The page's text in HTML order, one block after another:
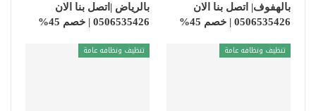
بالهفوف| اتصل بنا الان
0506535426 | خصم 45%
بالرياض |اتصل بنا الان
0506535426 | خصم 45%
تنظيف ونظافه عامة تنظيف ونظافه عامة